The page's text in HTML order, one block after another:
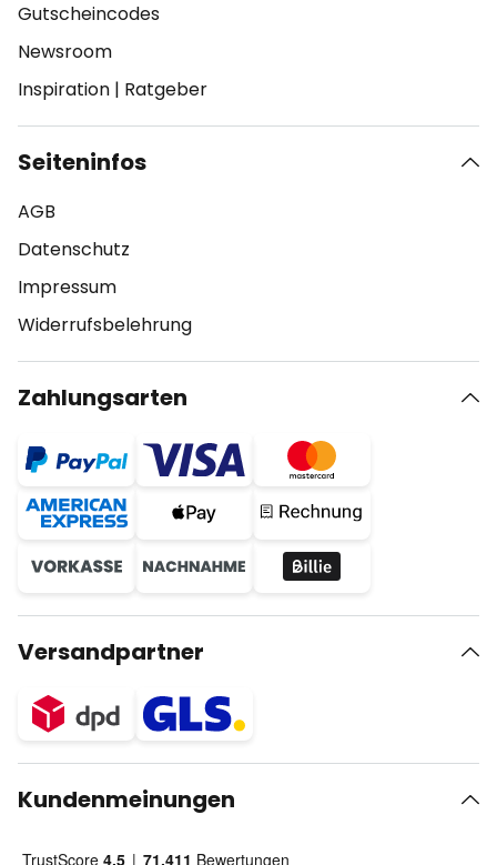
Gutscheincodes
Newsroom
Inspiration | Ratgeber
Seiteninfos
AGB
Datenschutz
Impressum
Widerrufsbelehrung
Zahlungsarten
Versandpartner
Kundenmeinungen